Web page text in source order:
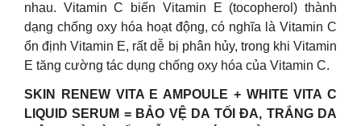
nhau. Vitamin C biến Vitamin E (tocopherol) thành
dạng chống oxy hóa hoạt động, có nghĩa là Vitamin C
ổn định Vitamin E, rất dễ bị phân hủy, trong khi Vitamin
E tăng cường tác dụng chống oxy hóa của Vitamin C.
SKIN RENEW VITA E AMPOULE + WHITE VITA C
LIQUID SERUM = BẢO VỆ DA TỐI ĐA, TRẮNG DA